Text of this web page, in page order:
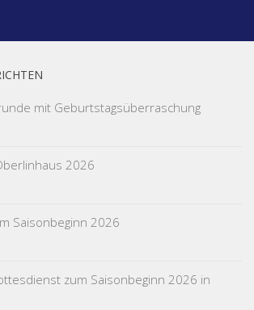
mit Geburtstagsüberraschung
2026
Saisonbeginn 2026
zum Saisonbeginn 2026 in